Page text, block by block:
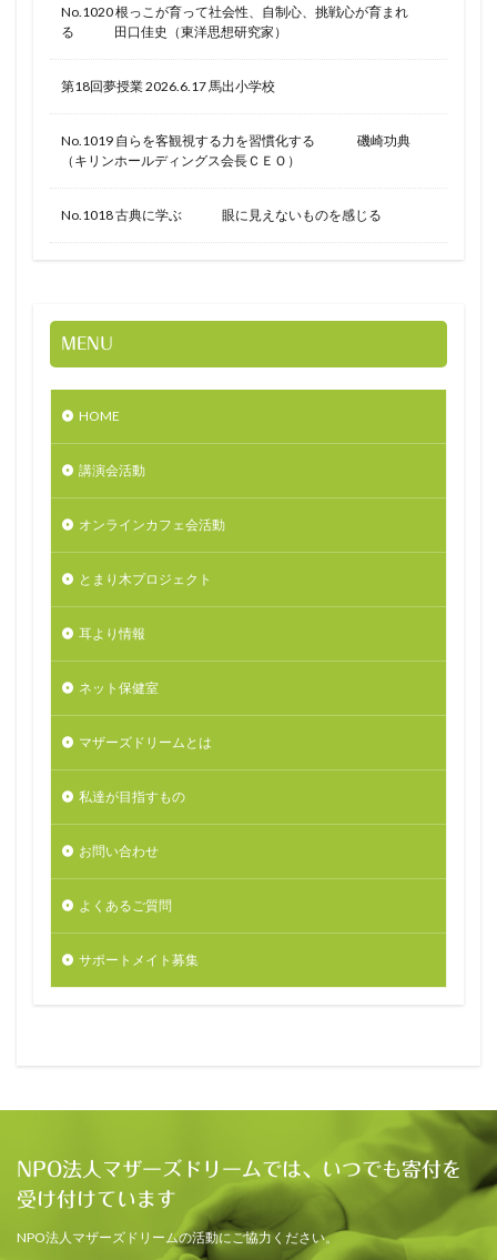
No.1020 根っこが育って社会性、自制心、挑戦心が育まれ
る 田口佳史（東洋思想研究家）
第18回夢授業 2026.6.17 馬出小学校
No.1019 自らを客観視する力を習慣化する 磯崎功典
（キリンホールディングス会長ＣＥＯ）
No.1018 古典に学ぶ 眼に見えないものを感じる
MENU
HOME
講演会活動
オンラインカフェ会活動
とまり木プロジェクト
耳より情報
ネット保健室
マザーズドリームとは
私達が目指すもの
お問い合わせ
よくあるご質問
サポートメイト募集
NPO法人マザーズドリームでは、いつでも寄付を
受け付けています
NPO法人マザーズドリームの活動にご協力ください。